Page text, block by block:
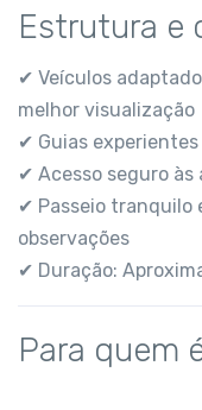
Estrutura e
✔ Veículos
melhor visualização
✔ Guias
✔ Acesso seguro às
✔ Passeio tranquilo
observações
✔ Duração:
Para quem